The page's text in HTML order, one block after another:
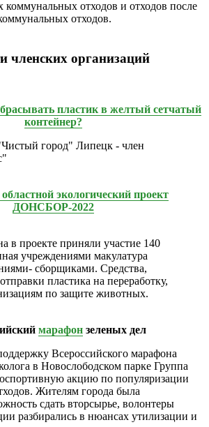
коммунальных отходов и отходов после
отходов.
членских организаций
пластик в желтый сетчатый
контейнер?
город" Липецк - член
экологический проект
ДОНСБОР-2022
в проекте приняли участие 140
учреждениями макулатура
сборщиками. Средства,
пластика на переработку,
по защите животных.
марафонзеленых дел
Всероссийского марафона
в Новослободском парке Группа
акцию по популяризации
Жителям города была
сдать вторсырье, волонтеры
разбирались в нюансах утилизации и